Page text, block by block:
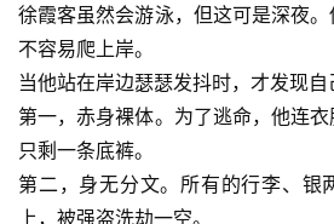
徐霞客虽然会游泳，但这可是深夜
不容易爬上岸。
当他站在岸边瑟瑟发抖时，才发现自
第一，赤身裸体。为了逃命，他连
只剩一条底裤。
第二，身无分文。所有的行李、银
上，被强盗洗劫一空。